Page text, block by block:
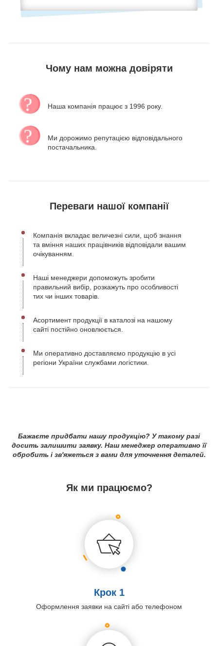
Чому нам можна довіряти
Наша компанія працює з 1996 року.
Ми дорожимо репутацією відповідального
постачальника.
Переваги нашої компанії
Компанія вкладає величезні сили, щоб знання
та вміння наших працівників відповідали вашим
очікуванням.
Наші менеджери допоможуть зробити
правильний вибір, розкажуть про особливості
тих чи інших товарів.
Асортимент продукції в каталозі на нашому
сайті постійно оновлюється.
Ми оперативно доставляємо продукцію в усі
регіони України службами логістики.
Бажаєте придбати нашу продукцію? У такому разі
досить залишити заявку. Наш менеджер оперативно її
обробить і зв'яжеться з вами для уточнення деталей.
Як ми працюємо?
Крок 1
Оформлення заявки на сайті або телефоном